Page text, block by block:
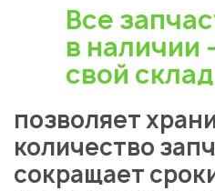
Все
в наличии
свой склад
позволяет
количество
сокращает